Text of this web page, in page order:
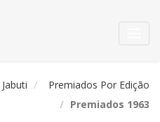
Premiados Por Edição
Premiados 1963